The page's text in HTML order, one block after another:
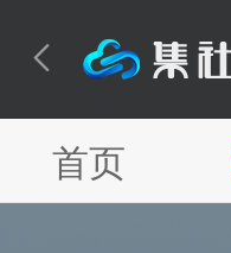

首页
应用场景